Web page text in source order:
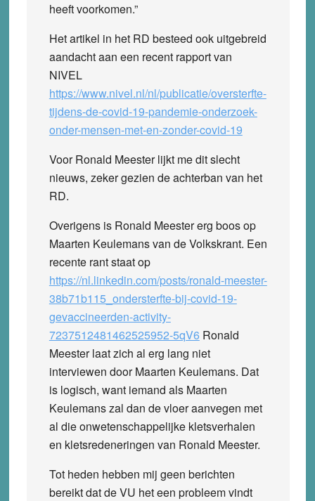
heeft voorkomen.”
Het artikel in het RD besteed ook uitgebreid
aandacht aan een recent rapport van
NIVEL
https://www.nivel.nl/nl/publicatie/oversterfte-
tijdens-de-covid-19-pandemie-onderzoek-
onder-mensen-met-en-zonder-covid-19
Voor Ronald Meester lijkt me dit slecht
nieuws, zeker gezien de achterban van het
RD.
Overigens is Ronald Meester erg boos op
Maarten Keulemans van de Volkskrant. Een
recente rant staat op
https://nl.linkedin.com/posts/ronald-meester-
38b71b115_ondersterfte-bij-covid-19-
gevaccineerden-activity-
7237512481462525952-5qV6Ronald
Meester laat zich al erg lang niet
interviewen door Maarten Keulemans. Dat
is logisch, want iemand als Maarten
Keulemans zal dan de vloer aanvegen met
al die onwetenschappelijke kletsverhalen
en kletsredeneringen van Ronald Meester.
Tot heden hebben mij geen berichten
bereikt dat de VU het een probleem vindt